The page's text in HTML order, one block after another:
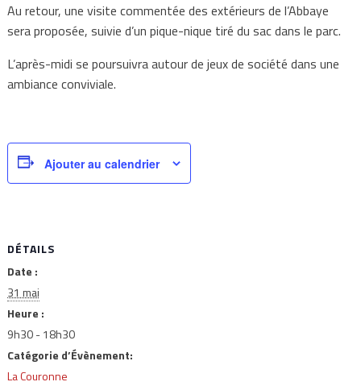
Au retour, une visite commentée des extérieurs de l’Abbaye
sera proposée, suivie d’un pique-nique tiré du sac dans le parc.
L’après-midi se poursuivra autour de jeux de société dans une
ambiance conviviale.
Ajouter au calendrier
DÉTAILS
Date :
31 mai
Heure :
9h30 - 18h30
Catégorie d’Évènement:
La Couronne